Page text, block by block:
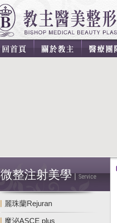
微整注射美學 Service
麗珠蘭Rejuran
魔泌ASCE plus